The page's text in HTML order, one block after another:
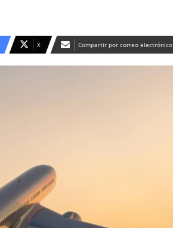
X Compartir por correo electrónico